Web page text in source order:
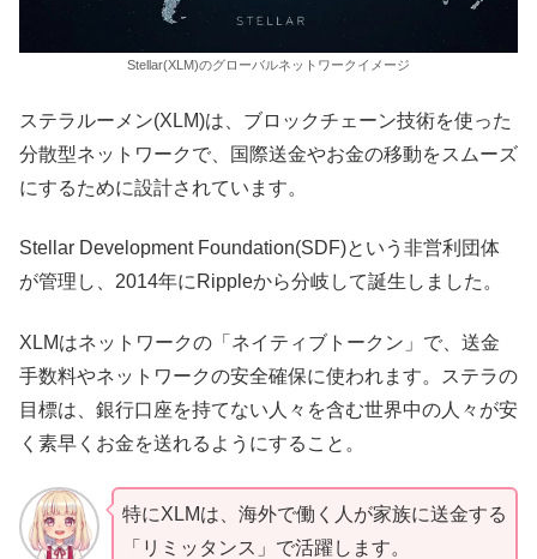
Stellar(XLM)のグローバルネットワークイメージ
ステラルーメン(XLM)は、ブロックチェーン技術を使った
分散型ネットワークで、国際送金やお金の移動をスムーズ
にするために設計されています。
Stellar Development Foundation(SDF)という非営利団体
が管理し、2014年にRippleから分岐して誕生しました。
XLMはネットワークの「ネイティブトークン」で、送金
手数料やネットワークの安全確保に使われます。ステラの
目標は、銀行口座を持てない人々を含む世界中の人々が安
く素早くお金を送れるようにすること。
特にXLMは、海外で働く人が家族に送金する
「リミッタンス」で活躍します。